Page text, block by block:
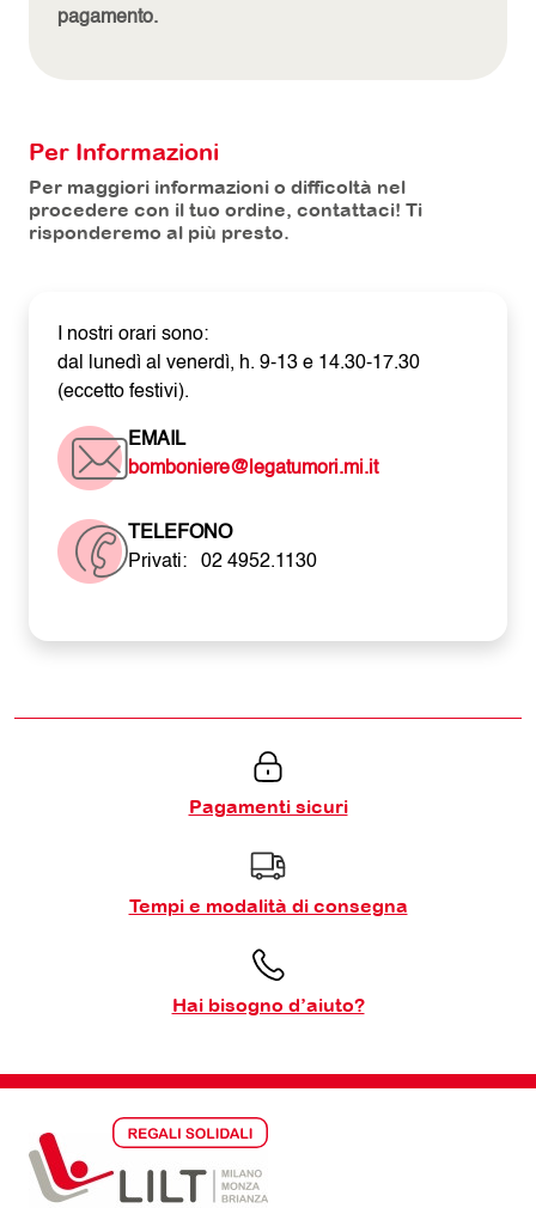
pagamento.
Per Informazioni
Per maggiori informazioni o difficoltà nel
procedere con il tuo ordine, contattaci! Ti
risponderemo al più presto.
I nostri orari sono:
dal lunedì al venerdì, h. 9-13 e 14.30-17.30
(eccetto festivi).
EMAIL
bomboniere@legatumori.mi.it
TELEFONO
Privati:
02 4952.1130
Pagamenti sicuri
Tempi e modalità di consegna
Hai bisogno d’aiuto?